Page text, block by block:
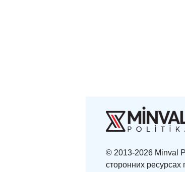
© 2013-2026 Minval
сторонних ресурсах